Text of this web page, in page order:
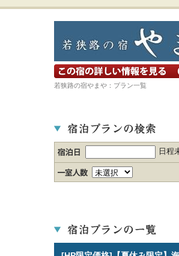
宿の詳細ホームページを見る
若狭路の宿やまや：プラン一覧
日程